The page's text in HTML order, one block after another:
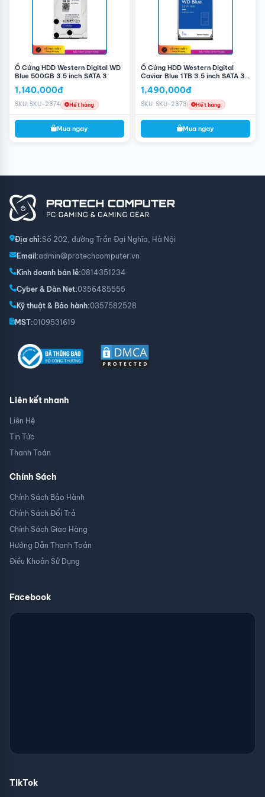
Ổ Cứng HDD Western Digital WD
Blue 500GB 3.5 inch SATA 3
1,140,000đ
SKU: SKU-2374 Hết hàng
Mua ngay
Ổ Cứng HDD Western Digital
Caviar Blue 1TB 3.5 inch SATA 3
1,490,000đ
SKU: SKU-2373 Hết hàng
Mua ngay
Địa chỉ:Số 202, đường Trần Đại Nghĩa, Hà Nội
Email:admin@protechcomputer.vn
Kinh doanh bán lẻ:0814351234
Cyber & Dàn Net:0356485555
Kỹ thuật & Bảo hành:0357582528
MST:0109531619
Liên kết nhanh
Liên Hệ
Tin Tức
Thanh Toán
Chính Sách
Chính Sách Bảo Hành
Chính Sách Đổi Trả
Chính Sách Giao Hàng
Hướng Dẫn Thanh Toán
Điều Khoản Sử Dụng
Facebook
TikTok